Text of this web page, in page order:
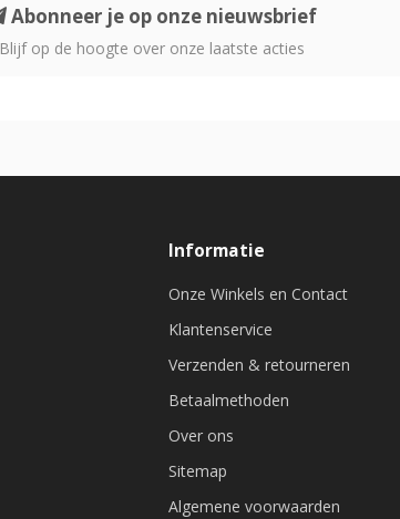
Abonneer je op onze nieuwsbrief
Blijf op de hoogte over onze laatste acties
Informatie
Onze Winkels en Contact
Klantenservice
Verzenden & retourneren
Betaalmethoden
Over ons
Sitemap
Algemene voorwaarden